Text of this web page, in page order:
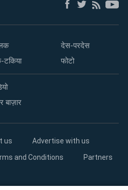
देस-परदेस
फोटो
बाज़ार
us
Advertise with us
and Conditions
Partners